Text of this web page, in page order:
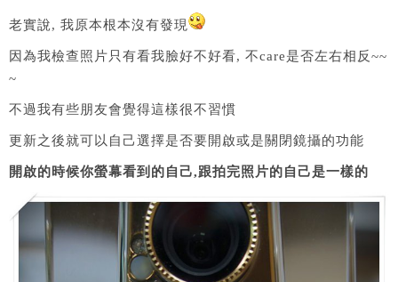
老實說, 我原本根本沒有發現
因為我檢查照片只有看我臉好不好看, 不care是否左右相反~~
~
不過我有些朋友會覺得這樣很不習慣
更新之後就可以自己選擇是否要開啟或是關閉鏡攝的功能
開啟的時候你螢幕看到的自己,跟拍完照片的自己是一樣的